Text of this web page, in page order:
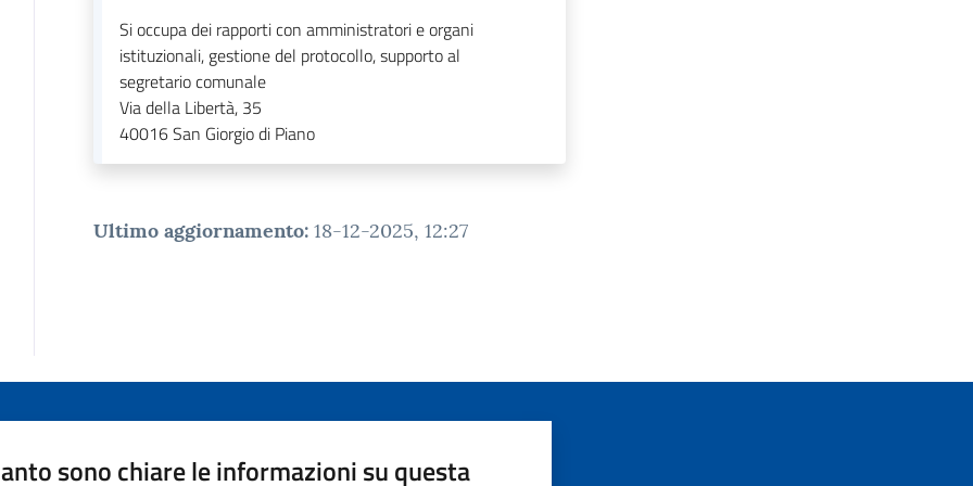
Si occupa dei rapporti con amministratori e organi
istituzionali, gestione del protocollo, supporto al
segretario comunale
Via della Libertà, 35
40016San Giorgio di Piano
Ultimo aggiornamento: 18-12-2025, 12:27
sono chiare le informazioni su questa